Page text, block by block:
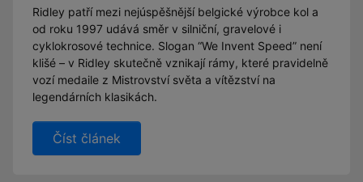
Ridley patří mezi nejúspěšnější belgické výrobce kol a
od roku 1997 udává směr v silniční, gravelové i
cyklokrosové technice. Slogan “We Invent Speed” není
klišé – v Ridley skutečně vznikají rámy, které pravidelně
vozí medaile z Mistrovství světa a vítězství na
legendárních klasikách.
Číst článek